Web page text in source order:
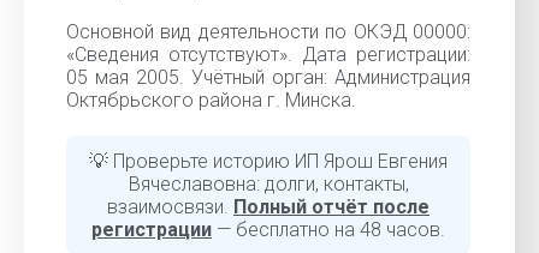
Основной вид деятельности по ОКЭД 00000:
«Cведения отсутствуют». Дата регистрации:
05 мая 2005. Учётный орган: Администрация
Октябрьского района г. Минска.
💡 Проверьте историю ИП Ярош Евгения
Вячеславовна: долги, контакты,
взаимосвязи. Полный отчёт после
регистрации — бесплатно на 48 часов.